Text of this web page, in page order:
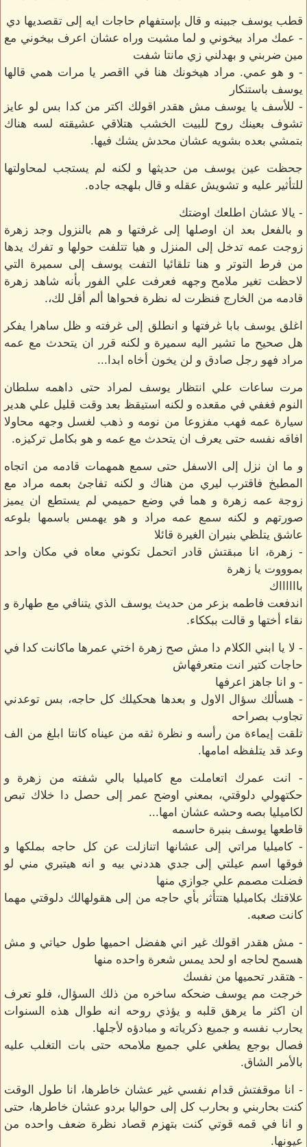
قطب يوسف جبينه و قال بإستفهام حاجات ايه إلى تقصديها دي
- عمك مراد بيخوني و لما مشيت وراه عشان اعرف بيخوني مع
مين ضربني و بهدلني زي مانتا شفت
- و هو عمي. مراد هيخونك هنا في ااقصر يا مرات همي قالها
يوسف باستنكار
- للأسف يا يوسف مش هقدر اقولك اكتر من كدا بس لو عايز
تشوف بعينك روح للبيت الخشب هتلاقي عشيقته لسه هناك
بتمشي بعده بشويه عشان محدش يشك فيها.
جحظت عين يوسف من حديثها و لكنه لم يستجب لمحاولتها
للتأثير عليه و تشويش عقله و قال بلهجه جاده.
- يالا عشان اطلعك اوضتك
و بالفعل بعد ان اوصلها إلى غرفتها و هم بالنزول وجد زهرة
زوجت عمه تدخل إلى المنزل و هيا تتلفت حولها و تفرك يدها
من فرط التوتر و هنا تلقائيا التفت يوسف إلى سميرة التي
لاحظت تغير ملامح وجهه فعرفت علي الفور بأنه شاهد زهرة
قادمه من الخارج فنظرت له نظرة فحواها ألم أقل لك،.
اغلق يوسف بابا غرفتها و انطلق إلى غرفته و ظل ساهرا يفكر
هل صحيح ما تشير اليه سميرة و لكنه قرر ان يتحدث مع عمه
مراد فهو رجل صادق و لن يخون أخاه ابدا...
مرت ساعات علي انتظار يوسف لمراد حتى داهمه سلطان
النوم فغفي في مقعده و لكنه استيقظ بعد وقت قليل علي هدير
سيارة عمه فهب مفزوعا من نومه و ذهب لغسل وجهه محاولا
افاقه نفسه حتى يعرف ان يتحدث مع عمه و هو بكامل تركيزه.
و ما ان نزل إلى الاسفل حتى سمع همهمات قادمه من اتجاه
المطبخ فاقترب ليري من هناك و لكنه تفاجئ بعمه مراد مع
زوجة عمه زهرة و هما في وضع حميمي لم يستطع ان يميز
صورتهم و لكنه سمع عمه مراد و هو يهمس باسمها بلوعه
عاشق يتلظي بنيران الغيرة قائلا
- زهرة، انا مبقتش قادر اتحمل تكوني معاه في مكان واحد
بموووت يا زهرة
بااااااك
اندفعت فاطمه بزعر من حديث يوسف الذي يتنافي مع طهارة و
نقاء أختها و قالت ببككاء.
- لا يا ابني الكلام دا مش صح زهرة اختي عمرها ماكانت كدا في
حاجات كتير انت متعرفهاش
- و انا جاهز اعرفها
- هسألك سؤال الاول و بعدها هحكيلك كل حاجه، بس توعدني
تجاوب بصراحه
تلقت إيماءة من رأسه و نظرة ثقه من عيناه كانتا ابلغ من الف
وعد قد يتلفظه امامها.
- انت عمرك اتعاملت مع كاميليا بالي شفته من زهرة و
حكتهولي دلوقتي، بمعني اوضح عمر إلى حصل دا خلاك تبص
لكاميليا بصه وحشه عشان امها...
قاطعها يوسف بنبرة حاسمه
- كاميليا مراتي إلى عشانها اتنازلت عن كل حاجه بملكها و
فوقها اسم عيلتي إلى جدي هددني بيه و انه هيتبري مني لو
فضلت مصمم علي جوازي منها
علاقتك بكاميليا هتتأثر بأي حاجه من إلى هقولهالك دلوقتي مهما
كانت صعبه.
- مش هقدر اقولك غير اني هفضل احميها طول حياتي و مش
هسمح لحاجه او لحد يمس شعرة واحده منها
- هتقدر تحميها من نفسك
خرجت مم يوسف ضحكه ساخره من ذلك السؤال، فلو تعرف
ان اكثر ما يرهق قلبه و يؤذي روحه انه طوال هذه السنوات
يحارب نفسه و جميع ذكرياته و مبادؤه لأجلها.
فصال بوجع يطغي علي جميع ملامحه حتى بات التغلب عليه
بالأمر الشاق.
- انا موقفتش قدام نفسي غير عشان خاطرها، انا طول الوقت
كنت بحاربني و بحارب كل إلى حواليا بردو عشان خاطرها، حتى
و انا في قمه قوتي كنت بتهزم قصاد نظرة ضعف واحده من
عيونها.